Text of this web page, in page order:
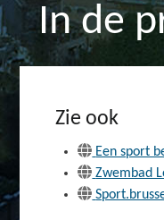
In de
Zie ook
Een sport
Zwembad